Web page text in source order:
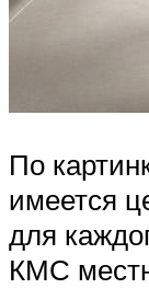
По
имеется
для
КМС